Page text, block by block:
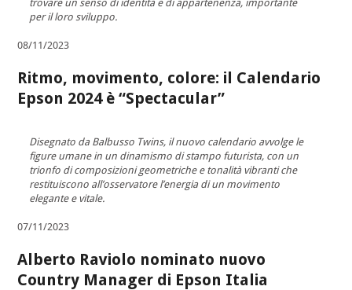
per il loro sviluppo.
08/11/2023
Ritmo, movimento, colore: il Calendario
Epson 2024 è “Spectacular”
Disegnato da Balbusso Twins, il nuovo calendario avvolge le
figure umane in un dinamismo di stampo futurista, con un
trionfo di composizioni geometriche e tonalità vibranti che
restituiscono all’osservatore l’energia di un movimento
elegante e vitale.
07/11/2023
Alberto Raviolo nominato nuovo
Country Manager di Epson Italia